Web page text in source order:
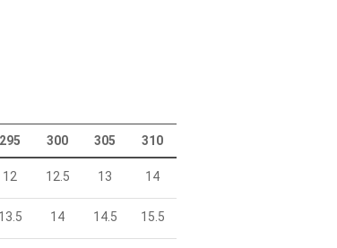
295 300 305 310
12 12.5 13 14
13.5 14 14.5 15.5